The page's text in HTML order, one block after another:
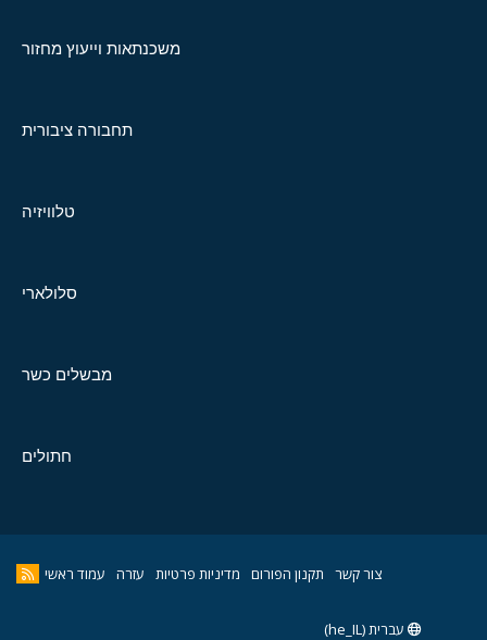
משכנתאות וייעוץ מחזור
תחבורה ציבורית
טלוויזיה
סלולארי
מבשלים כשר
חתולים
צור קשר תקנון הפורום מדיניות פרטיות עזרה עמוד ראשי
עברית (he_IL)